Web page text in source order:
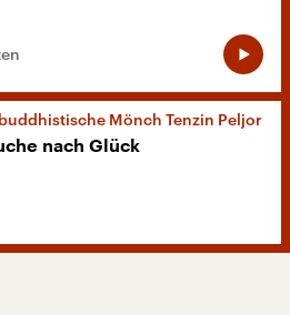
Mönch Tenzin Peljor
nach Glück